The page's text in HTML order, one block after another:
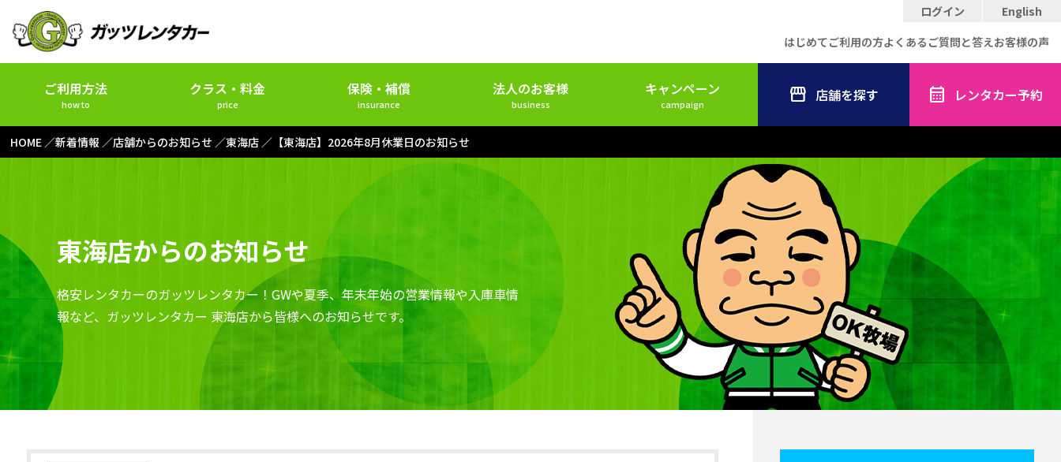
ログイン
English
はじめてご利用の方よくあるご質問と答えお客様の声
ご利用方法
how to
クラス・料金
price
保険・補償
insurance
法人のお客様
business
キャンペーン
campaign 店舗を探す レンタカー予約
HOME 新着情報 店舗からのお知らせ 東海店 【東海店】2026年8月休業日のお知らせ
東海店からのお知らせ
格安レンタカーのガッツレンタカー！GWや夏季、年末年始の営業情報や入庫車情
報など、ガッツレンタカー 東海店から皆様へのお知らせです。